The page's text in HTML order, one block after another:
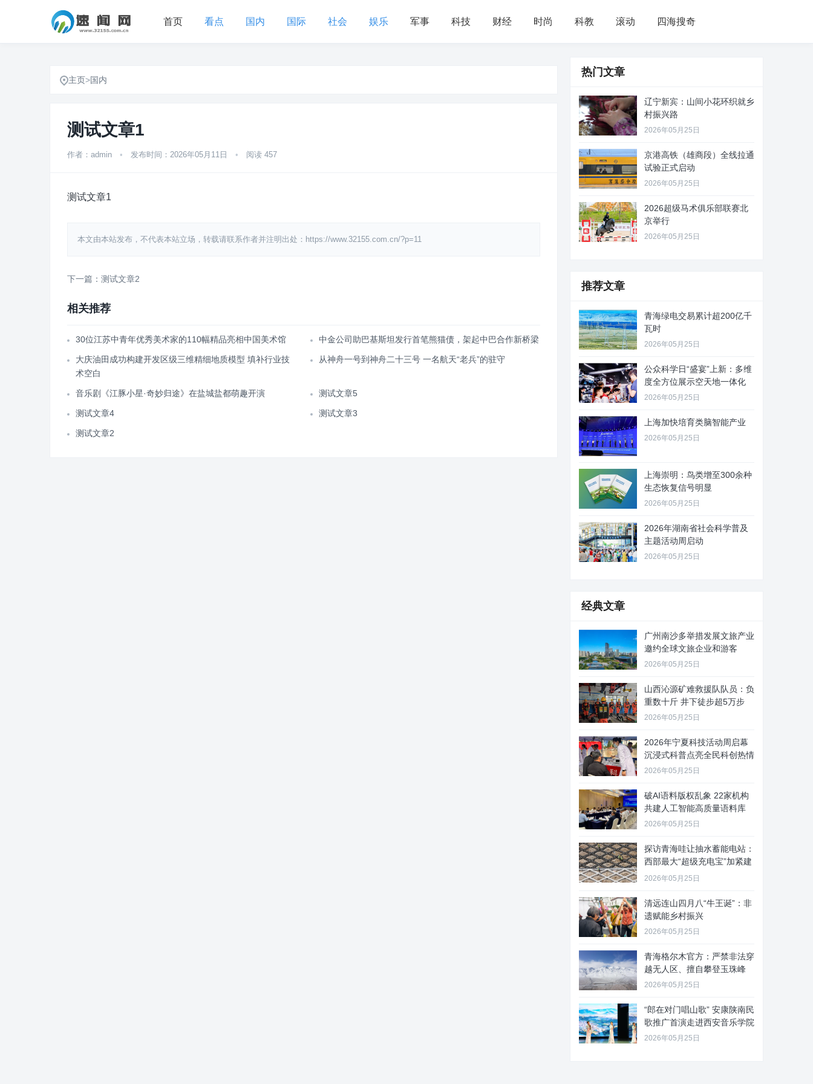
首页 看点 国内 国际 社会 娱乐 军事 科技 财经 时尚 科教 滚动 四海搜奇
主页>国内
测试文章1
作者：admin • 发布时间：2026年05月11日 • 阅读 457
测试文章1
本文由本站发布，不代表本站立场，转载请联系作者并注明出处：https://www.32155.com.cn/?p=11
下一篇：测试文章2
相关推荐
30位江苏中青年优秀美术家的110幅精品亮相中国美术馆 中金公司助巴基斯坦发行首笔熊猫债，架起中巴合作新桥梁
大庆油田成功构建开发区级三维精细地质模型 填补行业技
术空白
从神舟一号到神舟二十三号 一名航天“老兵”的驻守
音乐剧《江豚小星·奇妙归途》在盐城盐都萌趣开演 测试文章5
测试文章4 测试文章3
测试文章2
热门文章
辽宁新宾：山间小花环织就乡
村振兴路
2026年05月25日
京港高铁（雄商段）全线拉通
试验正式启动
2026年05月25日
2026超级马术俱乐部联赛北
京举行
2026年05月25日
推荐文章
青海绿电交易累计超200亿千
瓦时
2026年05月25日
公众科学日“盛宴”上新：多维
度全方位展示空天地一体化
2026年05月25日
上海加快培育类脑智能产业
2026年05月25日
上海崇明：鸟类增至300余种
生态恢复信号明显
2026年05月25日
2026年湖南省社会科学普及
主题活动周启动
2026年05月25日
经典文章
广州南沙多举措发展文旅产业
邀约全球文旅企业和游客
2026年05月25日
山西沁源矿难救援队队员：负
重数十斤 井下徒步超5万步
2026年05月25日
2026年宁夏科技活动周启幕
沉浸式科普点亮全民科创热情
2026年05月25日
破AI语料版权乱象 22家机构
共建人工智能高质量语料库
2026年05月25日
探访青海哇让抽水蓄能电站：
西部最大“超级充电宝”加紧建
设
2026年05月25日
清远连山四月八“牛王诞”：非
遗赋能乡村振兴
2026年05月25日
青海格尔木官方：严禁非法穿
越无人区、擅自攀登玉珠峰
2026年05月25日
“郎在对门唱山歌” 安康陕南民
歌推广首演走进西安音乐学院
2026年05月25日